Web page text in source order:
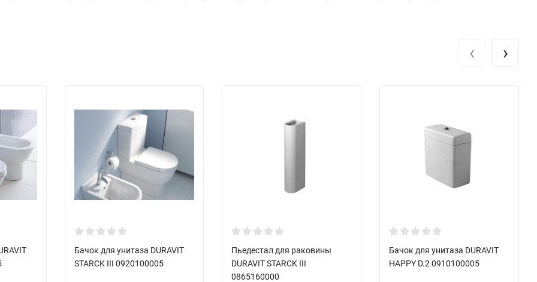
Бачок для унитаза DURAVIT
STARCK III 0920100005
Пьедестал для раковины
DURAVIT STARCK III
0865160000
Бачок для унитаза DURAVIT
HAPPY D.2 0910100005
‹ ›